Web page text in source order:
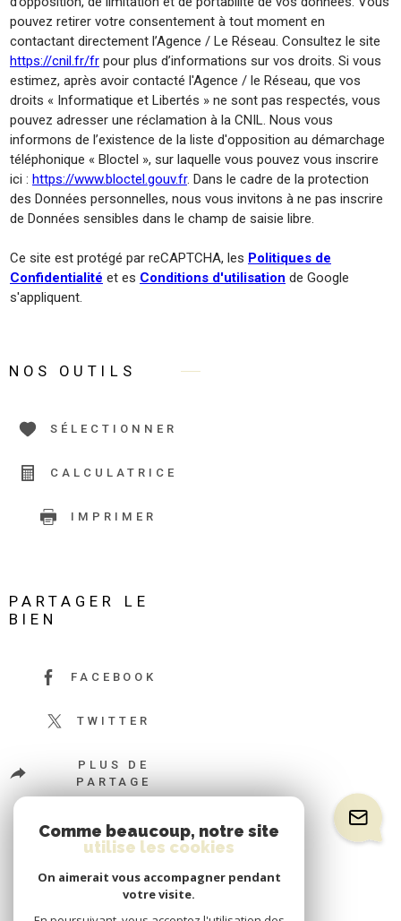
pouvez retirer votre consentement à tout moment en
contactant directement l’Agence / Le Réseau. Consultez le site
https://cnil.fr/fr pour plus d’informations sur vos droits. Si vous
estimez, après avoir contacté l'Agence / le Réseau, que vos
droits « Informatique et Libertés » ne sont pas respectés, vous
pouvez adresser une réclamation à la CNIL. Nous vous
informons de l’existence de la liste d'opposition au démarchage
téléphonique « Bloctel », sur laquelle vous pouvez vous inscrire
ici : https://www.bloctel.gouv.fr. Dans le cadre de la protection
des Données personnelles, nous vous invitons à ne pas inscrire
de Données sensibles dans le champ de saisie libre.
Ce site est protégé par reCAPTCHA, les Politiques de
Confidentialité et es Conditions d'utilisation de Google
s'appliquent.
NOS OUTILS
SÉLECTIONNER
CALCULATRICE
IMPRIMER
PARTAGER LE
BIEN
FACEBOOK
TWITTER
PLUS DE
PARTAGE
Comme beaucoup, notre site
utilise les cookies
On aimerait vous accompagner pendant
votre visite.